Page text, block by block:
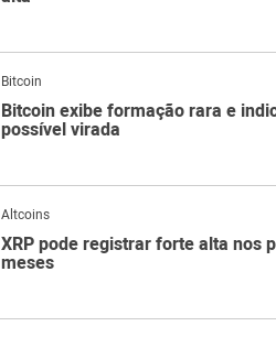
Bitcoin
Bitcoin exibe formação rara e
possível virada
Altcoins
XRP pode registrar forte alta nos
meses